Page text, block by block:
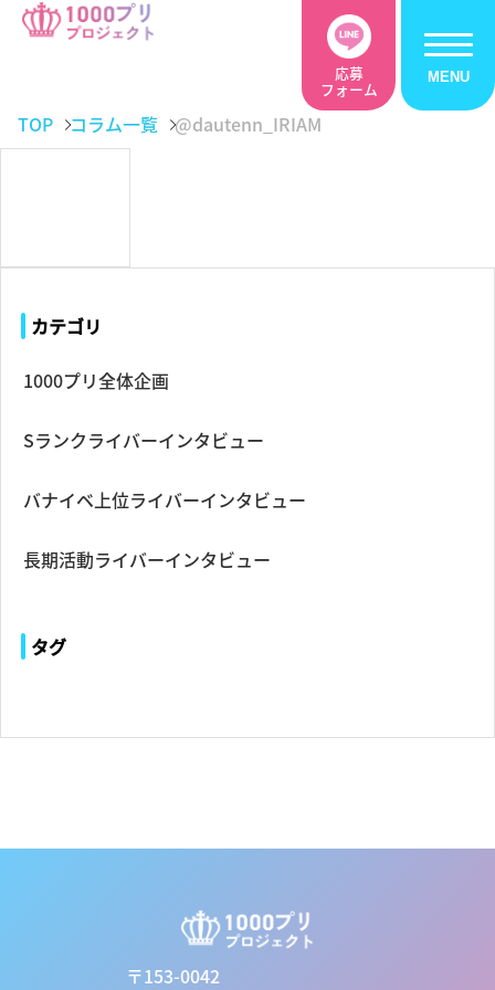
応募
フォーム
TOP コラム一覧 @dautenn_IRIAM
カテゴリ
1000プリ全体企画
Sランクライバーインタビュー
バナイベ上位ライバーインタビュー
長期活動ライバーインタビュー
タグ
〒153-0042